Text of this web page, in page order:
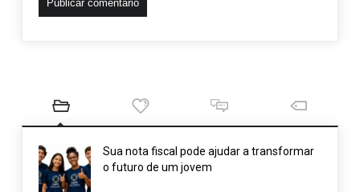
Sua nota fiscal pode ajudar a transformar
o futuro de um jovem